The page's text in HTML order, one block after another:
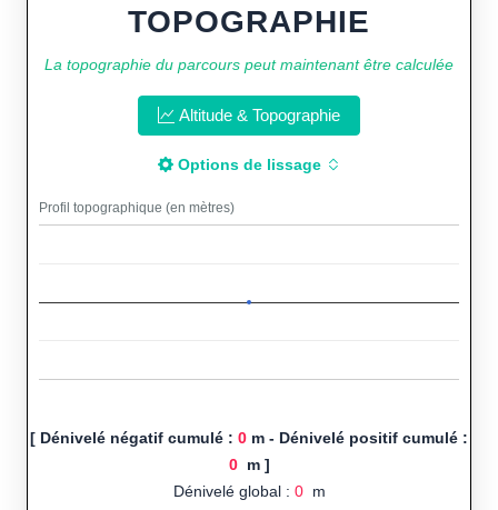
TOPOGRAPHIE
La topographie du parcours peut maintenant être calculée
Altitude & Topographie
Options de lissage
Profil topographique (en mètres)
[ Dénivelé négatif cumulé : 0 m - Dénivelé positif cumulé :
0m ]
Dénivelé global : 0m